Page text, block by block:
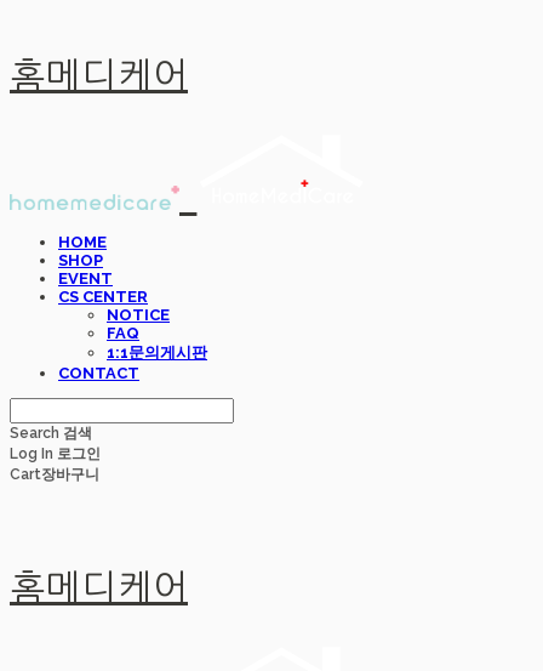
홈메디케어
HOME
SHOP
EVENT
CS CENTER
NOTICE
FAQ
1:1문의게시판
CONTACT
Search 검색
Log In 로그인
Cart장바구니
홈메디케어